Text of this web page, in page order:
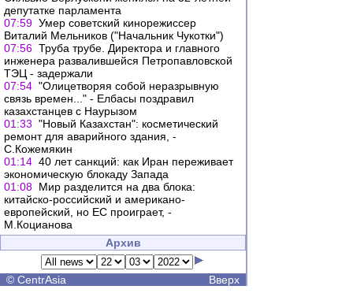
депутатке парламента
07:59 Умер советский кинорежиссер
Виталий Мельников ("Начальник Чукотки")
07:56 Труба трубе. Директора и главного
инженера развалившейся Петропавловской
ТЭЦ - задержали
07:54 "Олицетворяя собой неразрывную
связь времен..." - Елбасы поздравил
казахстанцев с Наурызом
01:33 "Новый Казахстан": косметический
ремонт для аварийного здания, -
С.Кожемякин
01:14 40 лет санкций: как Иран переживает
экономическую блокаду Запада
01:08 Мир разделится на два блока:
китайско-российский и американо-
европейский, но ЕС проиграет, -
М.Коцианова
Архив
© CentrAsia Вверх